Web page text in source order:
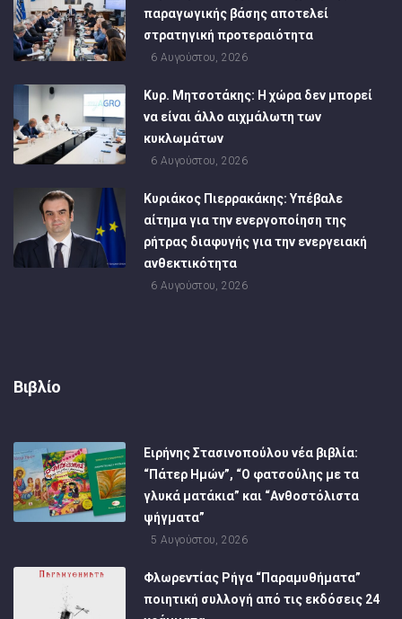
παραγωγικής βάσης αποτελεί
στρατηγική προτεραιότητα
6 Αυγούστου, 2026
Κυρ. Μητσοτάκης: Η χώρα δεν μπορεί
να είναι άλλο αιχμάλωτη των
κυκλωμάτων
6 Αυγούστου, 2026
Κυριάκος Πιερρακάκης: Υπέβαλε
αίτημα για την ενεργοποίηση της
ρήτρας διαφυγής για την ενεργειακή
ανθεκτικότητα
6 Αυγούστου, 2026
Βιβλίο
Ειρήνης Στασινοπούλου νέα βιβλία:
“Πάτερ Ημών”, “Ο φατσούλης με τα
γλυκά ματάκια” και “Ανθοστόλιστα
ψήγματα”
5 Αυγούστου, 2026
Φλωρεντίας Ρήγα “Παραμυθήματα”
ποιητική συλλογή από τις εκδόσεις 24